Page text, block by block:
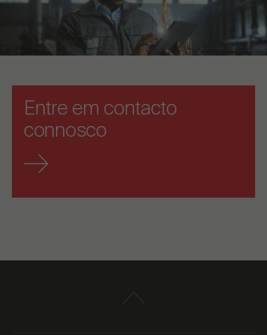
Entre em contacto
connosco